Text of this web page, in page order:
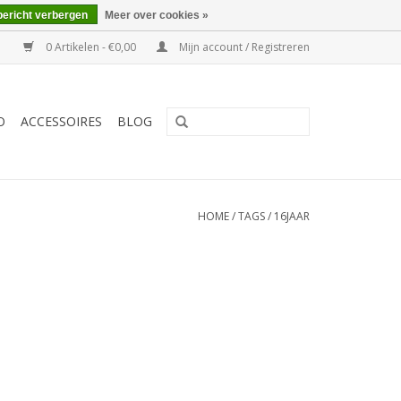
0 Artikelen - €0,00 Mijn account / Registreren
ACCESSOIRES BLOG
HOME/TAGS/ 16JAAR
verbergen Meer over cookies »